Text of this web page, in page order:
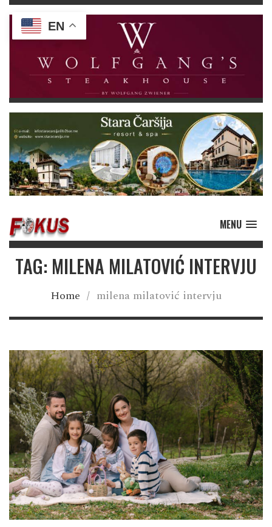
MENU
TAG: MILENA MILATOVIĆ INTERVJU
Home / milena milatović intervju
EN